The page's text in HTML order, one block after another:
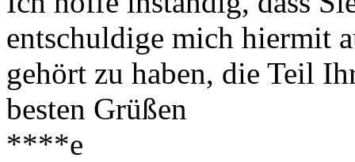
entschuldige mich hiermit
gehört zu haben, die Teil
besten Grüßen
****e